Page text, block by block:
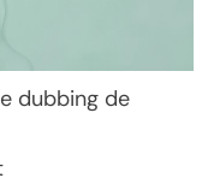
dubbing de